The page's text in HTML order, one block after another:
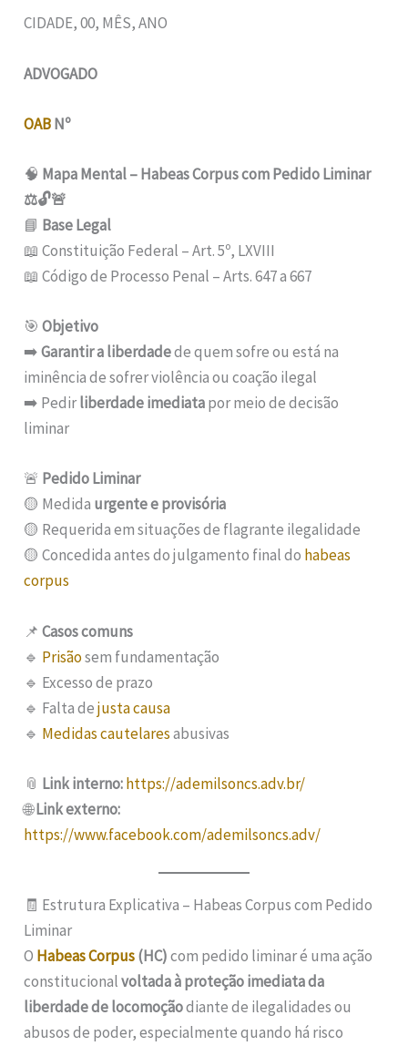
CIDADE, 00, MÊS, ANO
ADVOGADO
OABNº
🧠 Mapa Mental – Habeas Corpus com Pedido Liminar
⚖️🔓🚨
📘 Base Legal
📖 Constituição Federal – Art. 5º, LXVIII
📖 Código de Processo Penal – Arts. 647 a 667
🎯Objetivo
➡️Garantir a liberdadede quem sofre ou está na
iminência de sofrer violência ou coação ilegal
➡️ Pedirliberdade imediatapor meio de decisão
liminar
🚨 Pedido Liminar
🟡 Medida urgente e provisória
🟡 Requerida em situações de flagrante ilegalidade
🟡 Concedida antes do julgamento final do habeas
corpus
📌Casos comuns
🔹 Prisãosem fundamentação
🔹 Excesso de prazo
🔹 Falta dejusta causa
🔹 Medidas cautelaresabusivas
📎 Link interno:https://ademilsoncs.adv.br/
🌐Link externo:
https://www.facebook.com/ademilsoncs.adv/
🧾 Estrutura Explicativa – Habeas Corpus com Pedido
Liminar
O Habeas Corpus(HC)com pedido liminar é uma ação
constitucionalvoltada à proteção imediata da
liberdade de locomoçãodiante de ilegalidades ou
abusos de poder, especialmente quando há risco